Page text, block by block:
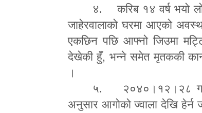
४. करिब १४ वर्ष भयो
जाहेरवालाको घरमा आएको
एकछिन पछि आफ्नो जिउमा
देखेकी हुँ, भन्ने समेत मृतककी
।
५. २०४०।१२।२८ गते
अनुसार आगोको ज्वाला देखि हेर्न